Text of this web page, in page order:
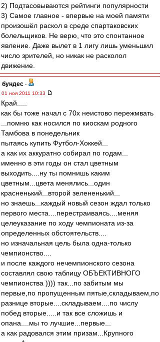
2) Подтасовываются рейтинги популярности
3) Самое главное - впервые на моей памяти
произошёл раскол в среде спартаковских
болельщиков. Не верю, что это спонтанное
явление. Даже вылет в 1 лигу лишь уменьшил
число зрителей, но никак не расколол
движение.
бундес -
01 ноя 2011 10:33
Край.....
как бы тоже начал с 70х неистово пережмвать
...помню как носился по киоскам родного
Тамбова в понедельник
пытаясь купить Футбол-Хоккей...
а как их аккуратно собирал по годам...
именно в эти годы он стал цветным
выходить....ну ты помнишь каким
цветным...цвета менялись...один
красненький...второй зелененький...
но знаешь...каждый новый сезон ждал только
первого места....перестраиваясь....меняя
целеуказание по ходу чемпионата из-за
определенных обстоятельств....
но изначальная цель была одна-только
чемпионство....
и после каждого нечемпионского сезона
составлял свою таблицу ОБЪЕКТИВНОГО
чемпионства )))) так...по забитым мы
первые,по пропущенным пятые,складываем,по
разнице вторые....складываем....по числу
побед вторые.....и так все сложишь и
опана....мы то лучшие...первые...
а как радовался этим призам...Крупного